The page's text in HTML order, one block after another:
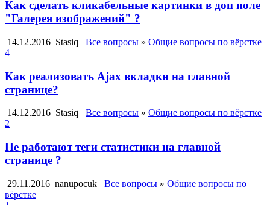
Как сделать кликабельные картинки в доп поле
"Галерея изображений" ?
14.12.2016 Stasiq Все вопросы » Общие вопросы по вёрстке
4
Как реализовать Ajax вкладки на главной
странице?
14.12.2016 Stasiq Все вопросы » Общие вопросы по вёрстке
2
Не работают теги статистики на главной
странице ?
29.11.2016 nanupocuk Все вопросы » Общие вопросы по
вёрстке